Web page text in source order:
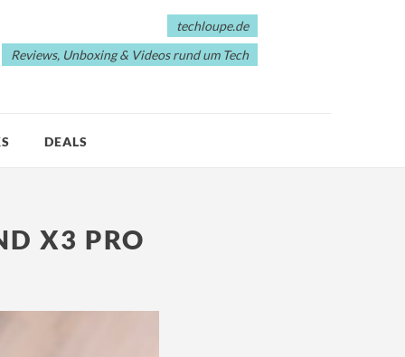
techloupe.de
Reviews, Unboxing & Videos rund um Tech
DEALS
X3 PRO